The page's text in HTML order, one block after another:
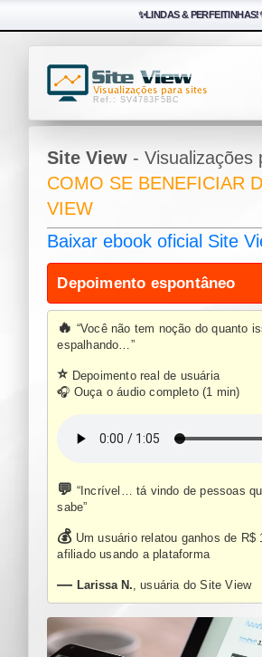
Ref.: SV4783F5BC
Site View - Visualizações
COMO SE BENEFICIAR
VIEW
Baixar ebook oficial Site
Depoimento espontâneo
🔥 “Você não tem noção do quanto
espalhando…”
⭐ Depoimento real de usuária
🎧 Ouça o áudio completo (1 min)
💬 “Incrível… tá vindo de pessoas
sabe”
💰 Um usuário relatou ganhos de R$
afiliado usando a plataforma
— Larissa N., usuária do Site View
✨LINDAS &